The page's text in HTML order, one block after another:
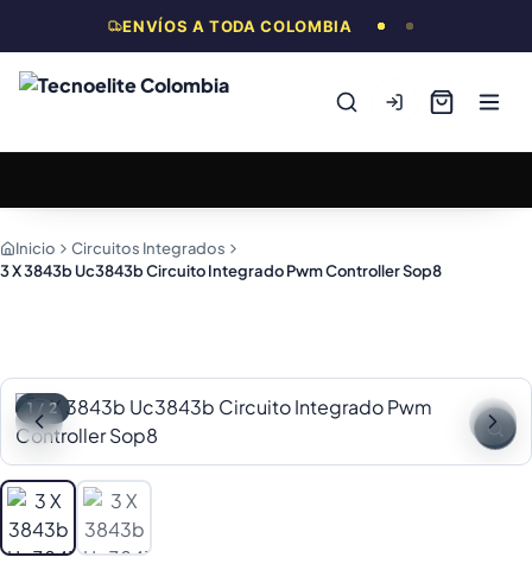
ENVÍOS A TODA COLOMBIA
Inicio
Circuitos Integrados
3 X 3843b Uc3843b Circuito Integrado Pwm Controller Sop8
1/ 2